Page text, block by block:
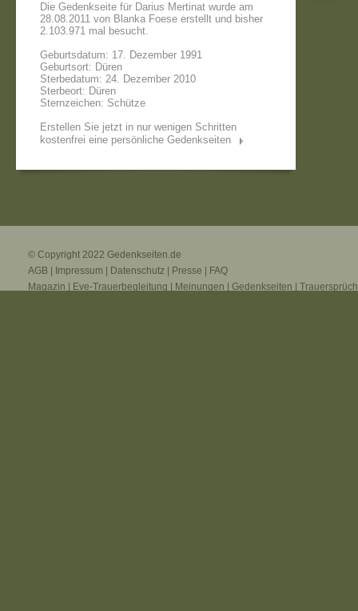
Die Gedenkseite für Darius Mertinat wurde am
28.08.2011 von Blanka Foese erstellt und bisher
2.103.971 mal besucht.
Geburtsdatum: 17. Dezember 1991
Geburtsort: Düren
Sterbedatum: 24. Dezember 2010
Sterbeort: Düren
Sternzeichen: Schütze
Erstellen Sie jetzt in nur wenigen Schritten
kostenfrei eine persönliche Gedenkseiten
© Copyright 2022 Gedenkseiten.de
AGB
Impressum Datenschutz Presse
FAQ
Magazin
Eve-Trauerbegleitung Meinungen Gedenkseiten